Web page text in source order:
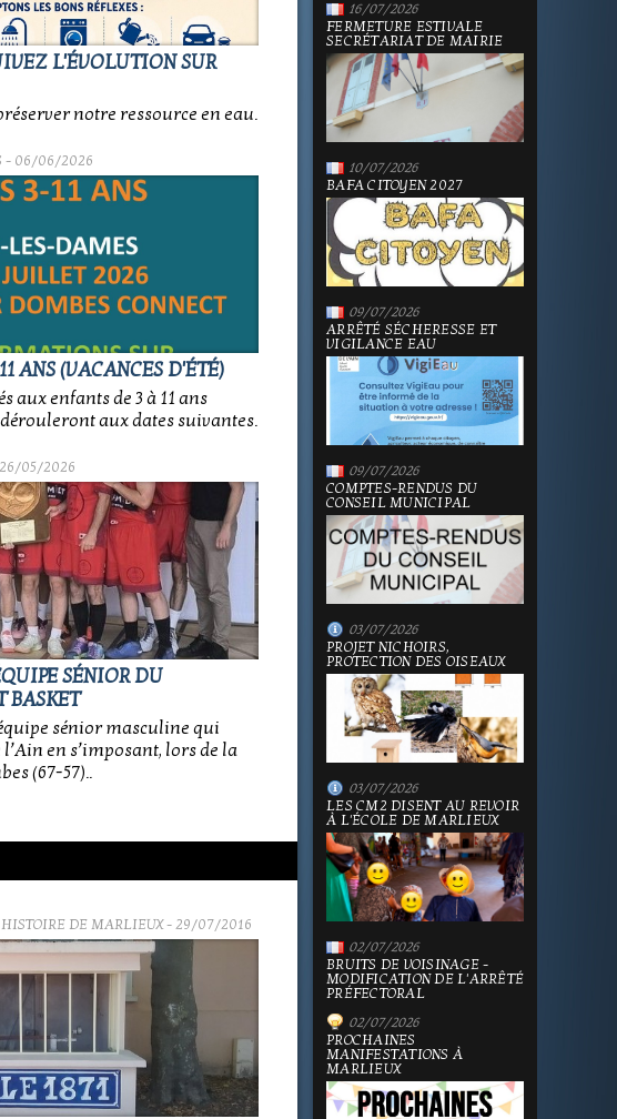
L'ÉVOLUTION SUR
notre ressource en eau.
- 06/06/2026
ANS (VACANCES D'ÉTÉ)
aux enfants de 3 à 11 ans
dérouleront aux dates suivantes.
05/2026
SÉNIOR DU
BASKET
sénior masculine qui
en s’imposant, lors de la
(67-57)..
DE MARLIEUX- 29/07/2016
16/07/2026
FERMETURE ESTIVALE
SECRÉTARIAT DE MAIRIE
10/07/2026
BAFA CITOYEN 2027
09/07/2026
ARRÊTÉ SÉCHERESSE ET
VIGILANCE EAU
09/07/2026
COMPTES-RENDUS DU
CONSEIL MUNICIPAL
03/07/2026
PROJET NICHOIRS,
PROTECTION DES OISEAUX
03/07/2026
LES CM2 DISENT AU REVOIR
À L'ÉCOLE DE MARLIEUX
02/07/2026
BRUITS DE VOISINAGE -
MODIFICATION DE L'ARRÊTÉ
PRÉFECTORAL
02/07/2026
PROCHAINES
MANIFESTATIONS À
MARLIEUX